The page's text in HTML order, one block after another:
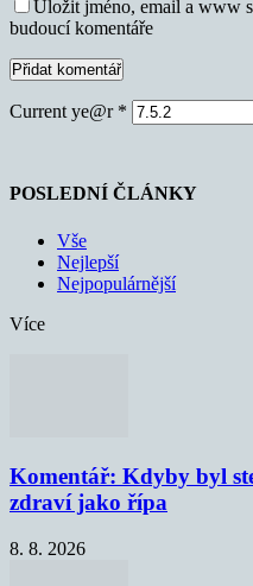
Uložit jméno, email a www
budoucí komentáře
Current ye@r *
POSLEDNÍ ČLÁNKY
Vše
Nejlepší
Nejpopulárnější
Více
Komentář: Kdyby byl
zdraví jako řípa
8. 8. 2026